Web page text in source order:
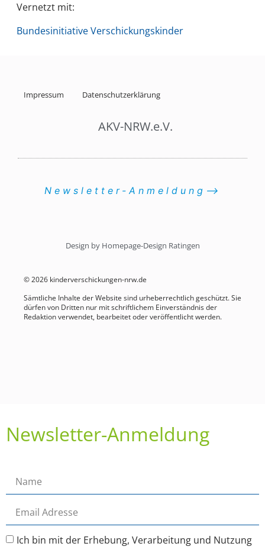
Vernetzt mit:
Bundesinitiative Verschickungskinder
Impressum Datenschutzerklärung
AKV-NRW.e.V.
Newsletter-Anmeldung⟶
Design by Homepage-Design Ratingen
© 2026 kinderverschickungen-nrw.de
Sämtliche Inhalte der Website sind urheberrechtlich geschützt. Sie
dürfen von Dritten nur mit schriftlichem Einverständnis der
Redaktion verwendet, bearbeitet oder veröffentlicht werden.
Newsletter-Anmeldung
Ich bin mit der Erhebung, Verarbeitung und Nutzung